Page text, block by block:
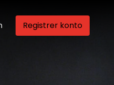
Registrer konto